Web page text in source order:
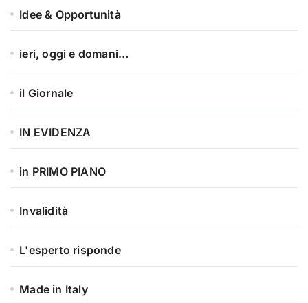
Idee & Opportunità
ieri, oggi e domani…
il Giornale
IN EVIDENZA
in PRIMO PIANO
Invalidità
L'esperto risponde
Made in Italy